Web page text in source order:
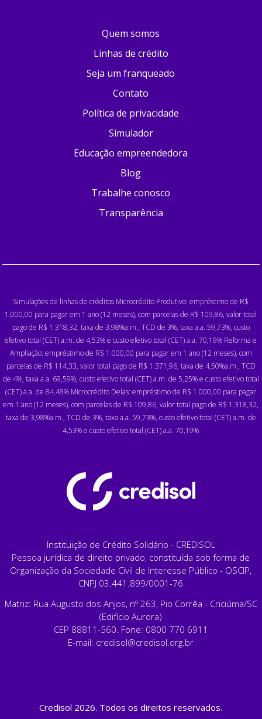
Quem somos
Linhas de crédito
Seja um franqueado
Contato
Política de privacidade
Simulador
Educação empreendedora
Blog
Trabalhe conosco
Transparência
Simulações de linhas de créditos Microcrédito Produtivo: empréstimo de R$
1.000,00 para pagar em 1 ano (12 meses), com parcelas de R$ 109,86, valor total
pago de R$ 1.318,32, taxa de 3,98%a.m., TCD de 3%, taxa a.a. 59,73%, custo
efetivo total (CET) a.m. de 4,53% e custo efetivo total (CET) a.a. 70,19% Reforma e
Ampliação: empréstimo de R$ 1.000,00 para pagar em 1 ano (12 meses), com
parcelas de R$ 114,33, valor total pago de R$ 1.371,96, taxa de 4,50%a.m., TCD
de 4%, taxa a.a. 69,59%, custo efetivo total (CET) a.m. de 5,25% e custo efetivo total
(CET) a.a. de 84,48% Microcrédito Delas: empréstimo de R$ 1.000,00 para pagar
em 1 ano (12 meses), com parcelas de R$ 109,86, valor total pago de R$ 1.318,32,
taxa de 3,98%a.m., TCD de 3%, taxa a.a. 59,73%, custo efetivo total (CET) a.m. de
4,53% e custo efetivo total (CET) a.a. 70,19%
Instituição de Crédito Solidário - CREDISOL
Pessoa jurídica de direito privado, constituída sob forma de
Organização da Sociedade Civil de Interesse Público - OSCIP,
CNPJ 03.441.899/0001-76
Matriz: Rua Augusto dos Anjos, nº 263, Pio Corrêa - Criciúma/SC
(Edifício Aurora)
CEP 88811-560. Fone: 0800 770 6911
E-mail: credisol@credisol.org.br
Credisol 2026. Todos os direitos reservados.